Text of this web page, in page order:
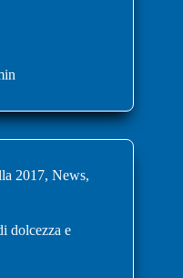
2017, News,
dolcezza e